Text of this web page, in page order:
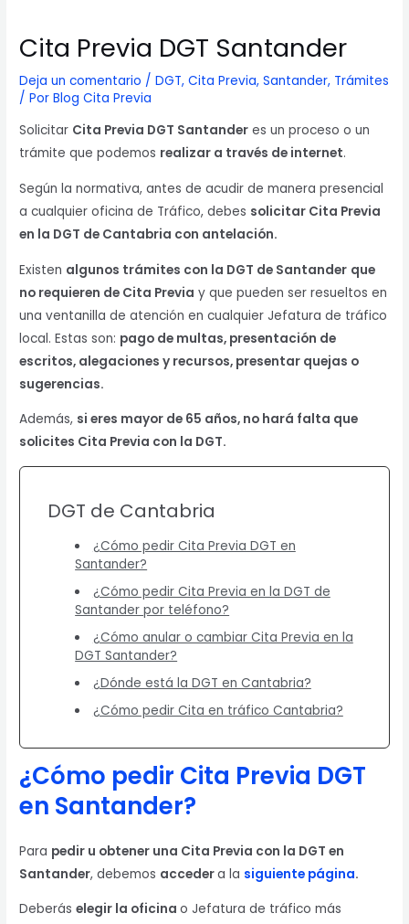
Cita Previa DGT Santander
Deja un comentario /DGT,Cita Previa,Santander, Trámites
/ PorBlog Cita Previa
Solicitar Cita Previa DGT Santander es un proceso o un
trámite que podemos realizar a través de internet.
Según la normativa, antes de acudir de manera presencial
a cualquier oficina de Tráfico, debes solicitar Cita Previa
en la DGT de Cantabria con antelación.
Existen algunos trámites con la DGT de Santander que
no requieren de Cita Previa y que pueden ser resueltos en
una ventanilla de atención en cualquier Jefatura de tráfico
local. Estas son: pago de multas, presentación de
escritos, alegaciones y recursos, presentar quejas o
sugerencias.
Además, si eres mayor de 65 años, no hará falta que
solicites Cita Previa con la DGT.
DGT de Cantabria
¿Cómo pedir Cita Previa DGT en
Santander?
¿Cómo pedir Cita Previa en la DGT de
Santander por teléfono?
¿Cómo anular o cambiar Cita Previa en la
DGT Santander?
¿Dónde está la DGT en Cantabria?
¿Cómo pedir Cita en tráfico Cantabria?
¿Cómo pedir Cita Previa DGT
en Santander?
Para pedir u obtener una Cita Previa con la DGT en
Santander, debemos accedera la siguiente página.
Deberáselegir la oficinao Jefatura de tráfico más